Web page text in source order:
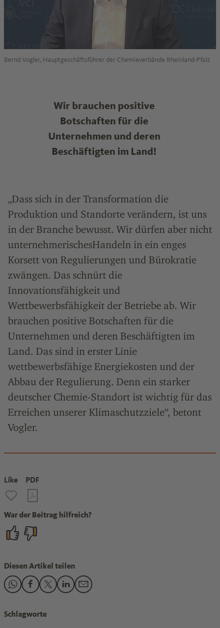
Bernd Vogler, Hauptgeschäftsführer der Chemieverbände Rheinland-Pfalz
Wir brauchen positive
Botschaften für die
Unternehmen und deren
Beschäftigten im Land!
„Dass sich in der Transformation die
Produktion und Standorte verändern, ist uns
in der Branche bewusst. Wir dürfen aber nicht
unternehmerischesHandeln in ein enges
Korsett von Regulierungen und Bürokratie
zwängen. Das schnürt die
Innovationsfähigkeit und
Wettbewerbsfähigkeit der Betriebe ab. Wir
brauchen positive Botschaften für die
Unternehmen und deren Beschäftigten im
Land. Das sind in erster Linie
wettbewerbsfähige Energiekosten und der
Abbau der Regulierung. Denn ein starker
deutscher Chemie-Standort ist wichtig für das
Erreichen unserer Klimaschutzziele“, betont
Vogler.
Like PDF
War der Beitrag hilfreich?
Diesen Artikel teilen
Den Beitrag "Chemieverbände fordern Industrie-Initiative"
Den Beitrag "Chemieverbände fordern Industrie-
Den Beitrag "Chemieverbände fordern Industrie-
Den Beitrag "Chemieverbände fordern
Den Beitrag "Chemieverbände
Schlagworte